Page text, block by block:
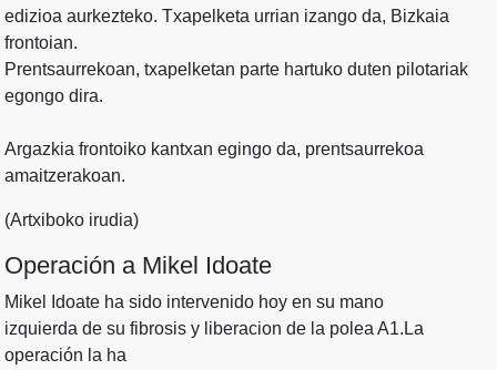
edizioa aurkezteko. Txapelketa urrian izango da, Bizkaia
frontoian.
Prentsaurrekoan, txapelketan parte hartuko duten pilotariak
egongo dira.
Argazkia frontoiko kantxan egingo da, prentsaurrekoa
amaitzerakoan.
(Artxiboko irudia)
Operación a Mikel Idoate
Mikel Idoate ha sido intervenido hoy en su mano
izquierda de su fibrosis y liberacion de la polea A1.La
operación la ha